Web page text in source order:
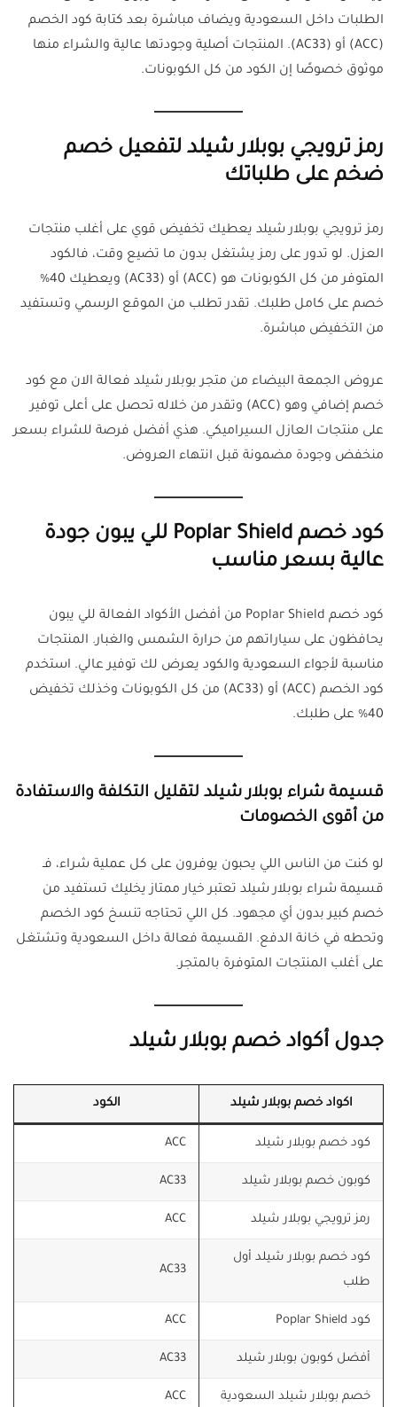
الطلبات داخل السعودية ويضاف مباشرة بعد كتابة كود الخصم
(ACC) أو (AC33). المنتجات أصلية وجودتها عالية والشراء منها
موثوق خصوصًا إن الكود من كل الكوبونات.
رمز ترويجي بوبلار شيلد لتفعيل خصم
ضخم على طلباتك
رمز ترويجي بوبلار شيلد يعطيك تخفيض قوي على أغلب منتجات
العزل. لو تدور على رمز يشتغل بدون ما تضيع وقت، فالكود
المتوفر من كل الكوبونات هو (ACC) أو (AC33) ويعطيك 40%
خصم على كامل طلبك. تقدر تطلب من الموقع الرسمي وتستفيد
من التخفيض مباشرة.
عروض الجمعة البيضاء من متجر بوبلار شيلد فعالة الان مع كود
خصم إضافي وهو (ACC) وتقدر من خلاله تحصل على أعلى توفير
على منتجات العازل السيراميكي. هذي أفضل فرصة للشراء بسعر
منخفض وجودة مضمونة قبل انتهاء العروض.
كود خصم Poplar Shield للي يبون جودة
عالية بسعر مناسب
كود خصم Poplar Shield من أفضل الأكواد الفعالة للي يبون
يحافظون على سياراتهم من حرارة الشمس والغبار. المنتجات
مناسبة لأجواء السعودية والكود يعرض لك توفير عالي. استخدم
كود الخصم (ACC) أو (AC33) من كل الكوبونات وخذلك تخفيض
40% على طلبك.
قسيمة شراء بوبلار شيلد لتقليل التكلفة والاستفادة
من أقوى الخصومات
لو كنت من الناس اللي يحبون يوفرون على كل عملية شراء، فـ
قسيمة شراء بوبلار شيلد تعتبر خيار ممتاز يخليك تستفيد من
خصم كبير بدون أي مجهود. كل اللي تحتاجه تنسخ كود الخصم
وتحطه في خانة الدفع. القسيمة فعالة داخل السعودية وتشتغل
على أغلب المنتجات المتوفرة بالمتجر.
جدول أكواد خصم بوبلار شيلد
اكواد خصم بوبلار شيلد الكود
كود خصم بوبلار شيلد ACC
كوبون خصم بوبلار شيلد AC33
رمز ترويجي بوبلار شيلد ACC
كود خصم بوبلار شيلد أول
طلب
AC33
كود Poplar Shield ACC
أفضل كوبون بوبلار شيلد AC33
خصم بوبلار شيلد السعودية ACC